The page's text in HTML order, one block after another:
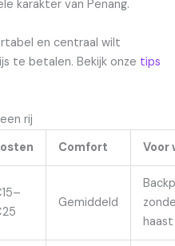
karakter van Penang.
en centraal wilt
te betalen. Bekijk onze tips
rij
Comfort Voor
Gemiddeld
haast